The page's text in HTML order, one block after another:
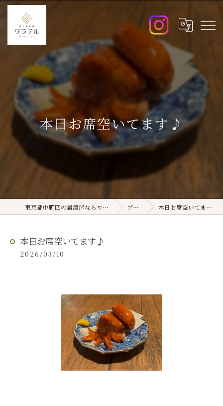
本日お席空いてます♪
東京都中野区の居酒屋ならワラテル ブログ 本日お席空いてます♪
本日お席空いてます♪
2026/03/10